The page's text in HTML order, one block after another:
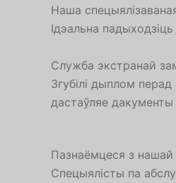
Наша
Ідэальна
Служба экстранай
Згубілі дыплом
дастаўляе дакументы
Пазнаёмцеся з
Спецыялісты па